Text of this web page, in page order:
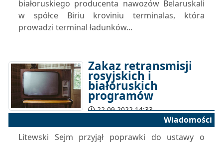
białoruskiego producenta nawozów Belaruskali
w spółce Biriu kroviniu terminalas, która
prowadzi terminal ładunków...
Zakaz retransmisji
rosyjskich i
białoruskich
programów
22-09-2022 14:33
Wiadomości
Litewski Sejm przyjął poprawki do ustawy o